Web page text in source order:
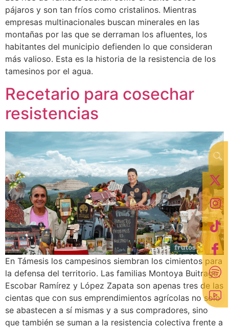
pájaros y son tan fríos como cristalinos. Mientras
empresas multinacionales buscan minerales en las
montañas por las que se derraman los afluentes, los
habitantes del municipio defienden lo que consideran
más valioso. Esta es la historia de la resistencia de los
tamesinos por el agua.
Recetario para cosechar
resistencias
En Támesis los campesinos siembran los cimientos para
la defensa del territorio. Las familias Montoya Buitrago,
Escobar Ramírez y López Zapata son apenas tres de las
cientas que con sus emprendimientos agrícolas no solo
se abastecen a sí mismas y a sus compradores, sino
que también se suman a la resistencia colectiva frente a